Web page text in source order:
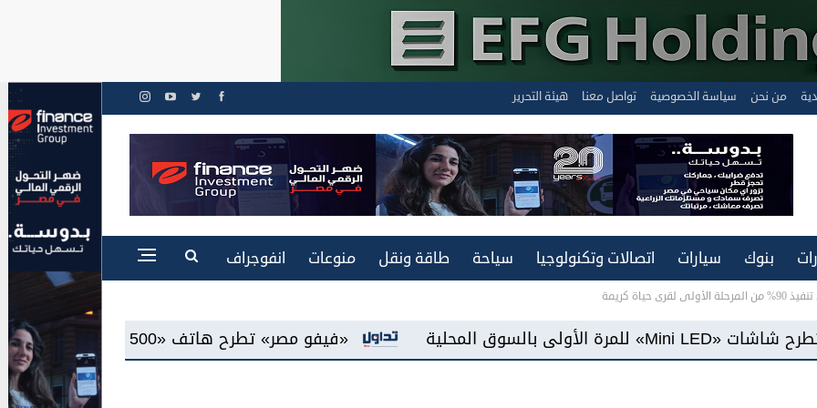
من نحن سياسة الخصوصية تواصل معنا هيئة التحرير
بنوك سيارات اتصالات وتكنولوجيا سياحة طاقة ونقل منوعات
انفوجراف
حياة كريمة
«فيفو مصر» تطرح هاتف «Y500» ببطارية سعة 8100 مللي أمبير وشاشة «AMOLED»